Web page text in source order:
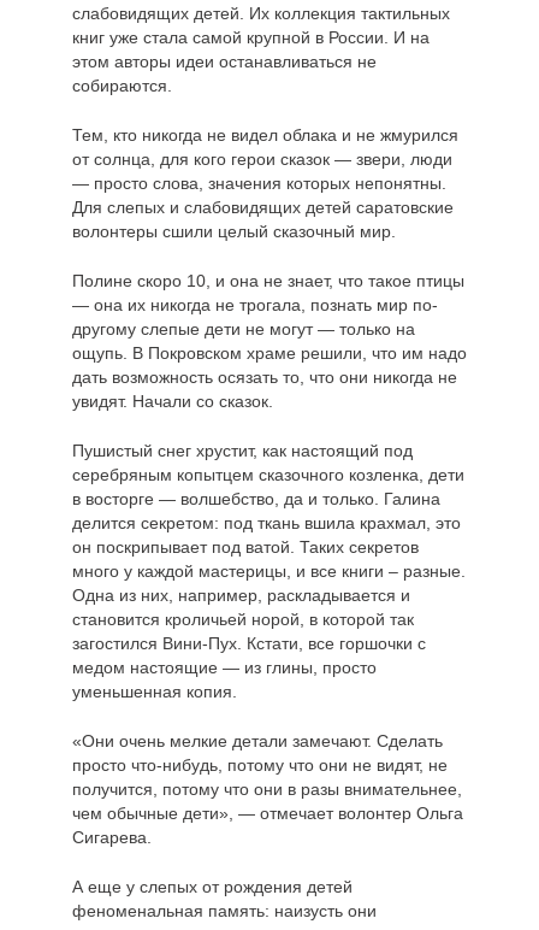
слабовидящих детей. Их коллекция тактильных
книг уже стала самой крупной в России. И на
этом авторы идеи останавливаться не
собираются.
Тем, кто никогда не видел облака и не жмурился
от солнца, для кого герои сказок — звери, люди
— просто слова, значения которых непонятны.
Для слепых и слабовидящих детей саратовские
волонтеры сшили целый сказочный мир.
Полине скоро 10, и она не знает, что такое птицы
— она их никогда не трогала, познать мир по-
другому слепые дети не могут — только на
ощупь. В Покровском храме решили, что им надо
дать возможность осязать то, что они никогда не
увидят. Начали со сказок.
Пушистый снег хрустит, как настоящий под
серебряным копытцем сказочного козленка, дети
в восторге — волшебство, да и только. Галина
делится секретом: под ткань вшила крахмал, это
он поскрипывает под ватой. Таких секретов
много у каждой мастерицы, и все книги – разные.
Одна из них, например, раскладывается и
становится кроличьей норой, в которой так
загостился Вини-Пух. Кстати, все горшочки с
медом настоящие — из глины, просто
уменьшенная копия.
«Они очень мелкие детали замечают. Сделать
просто что-нибудь, потому что они не видят, не
получится, потому что они в разы внимательнее,
чем обычные дети», — отмечает волонтер Ольга
Сигарева.
А еще у слепых от рождения детей
феноменальная память: наизусть они